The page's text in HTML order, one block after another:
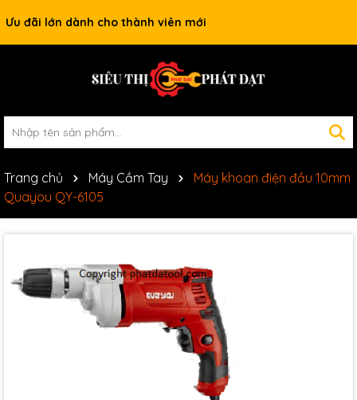
Ưu đãi lớn dành cho thành viên mới
Trang chủ Máy Cầm Tay
Máy khoan điện đầu 10mm
Quayou QY-6105